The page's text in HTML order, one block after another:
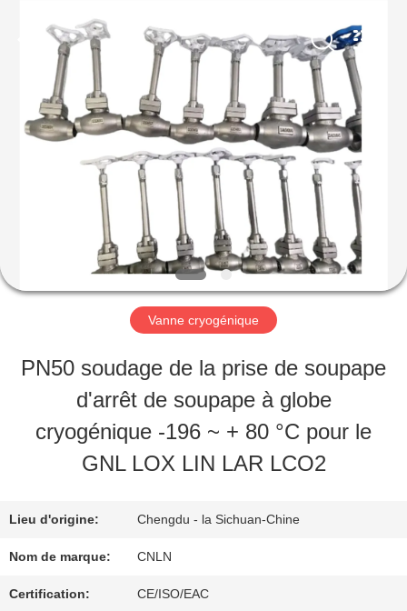
MAISON
PRODUITS
AU
DE
D'USINE
CONTRÔLE
Mechanical
Reserved.
Vanne cryogénique
PN50 soudage de la prise de soupape
d'arrêt de soupape à globe
cryogénique -196 ~ + 80 °C pour le
GNL LOX LIN LAR LCO2
Lieu d'origine: Chengdu - la Sichuan-Chine
Nom de marque: CNLN
Certification: CE/ISO/EAC